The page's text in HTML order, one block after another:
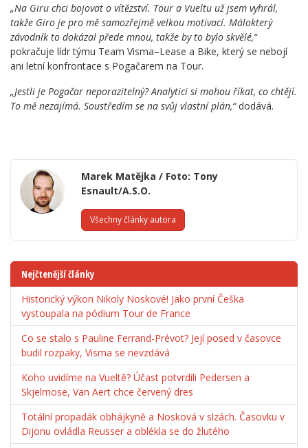
„Na Giru chci bojovat o vítězství. Tour a Vueltu už jsem vyhrál,
takže Giro je pro mě samozřejmě velkou motivací. Málokterý
závodník to dokázal přede mnou, takže by to bylo skvělé,“
pokračuje lídr týmu Team Visma–Lease a Bike, který se nebojí
ani letní konfrontace s Pogačarem na Tour.
„Jestli je Pogačar neporazitelný? Analytici si mohou říkat, co chtějí.
To mě nezajímá. Soustředím se na svůj vlastní plán,“dodává.
Marek Matějka / Foto: Tony
Esnault/A.S.O.
Všechny články autora
Nejčtenější články
Historický výkon Nikoly Noskové! Jako první Češka
vystoupala na pódium Tour de France
Co se stalo s Pauline Ferrand-Prévot? Její posed v časovce
budil rozpaky, Visma se nevzdává
Koho uvidíme na Vueltě? Účast potvrdili Pedersen a
Skjelmose, Van Aert chce červený dres
Totální propadák obhájkyně a Nosková v slzách. Časovku v
Dijonu ovládla Reusser a oblékla se do žlutého